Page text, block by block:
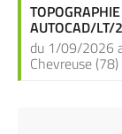
AUTOCAD/
du 1/09/2026
Chevreuse (78)